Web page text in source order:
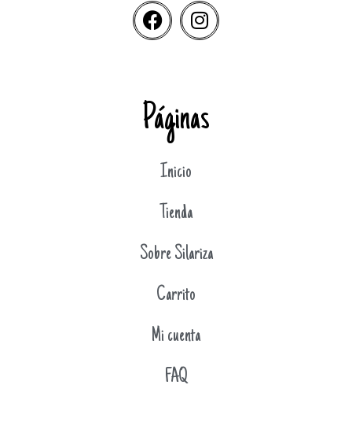
Páginas
Inicio
Tienda
Sobre Silariza
Carrito
Mi cuenta
FAQ